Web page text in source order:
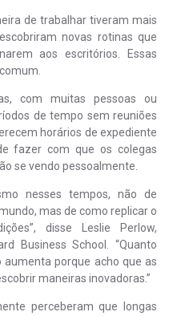
de trabalhar tiveram mais
novas rotinas que
aos escritórios. Essas
com muitas pessoas ou
de tempo sem reuniões
horários de expediente
fazer com que os colegas
se vendo pessoalmente.
nesses tempos, não de
mas de como replicar o
disse Leslie Perlow,
Business School. “Quanto
porque acho que as
maneiras inovadoras.”
perceberam que longas